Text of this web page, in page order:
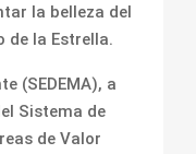
la belleza del
de la Estrella.
(SEDEMA), a
Sistema de
de Valor